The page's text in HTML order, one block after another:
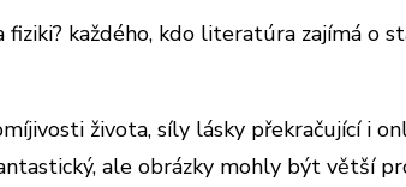
každého, kdo literatúra zajímá o
života, síly lásky překračující i
ale obrázky mohly být větší